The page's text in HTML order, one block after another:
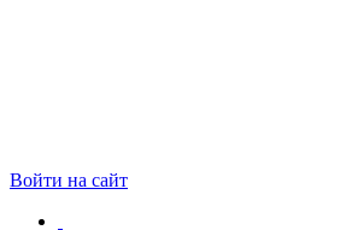
Войти на сайт